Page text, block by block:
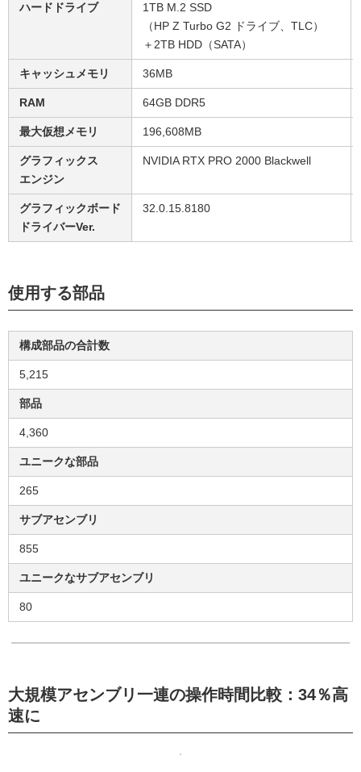
ハードドライブ
1TB M.2 SSD
（HP Z Turbo G2 ドライブ、TLC）
＋2TB HDD（SATA）
キャッシュメモリ 36MB
RAM 64GB DDR5
最大仮想メモリ 196,608MB
グラフィックス
エンジン
NVIDIA RTX PRO 2000 Blackwell
グラフィックボード
ドライバーVer.
32.0.15.8180
使用する部品
構成部品の合計数
5,215
部品
4,360
ユニークな部品
265
サブアセンブリ
855
ユニークなサブアセンブリ
80
大規模アセンブリ一連の操作時間比較：34％高
速に